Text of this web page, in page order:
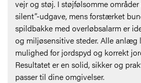
vejr og støj. I støjfølsomme områder
silent”-udgave, mens forstærket
spildbakke med overløbsalarm er
og miljøsensitive steder. Alle anlæg
mulighed for jordspyd og korrekt
Resultatet er en solid, sikker og
passer til dine omgivelser.